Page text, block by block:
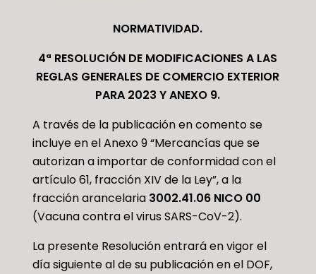
NORMATIVIDAD.
4ª RESOLUCIÓN DE MODIFICACIONES A LAS
REGLAS GENERALES DE COMERCIO EXTERIOR
PARA 2023 Y ANEXO 9.
A través de la publicación en comento se
incluye en el Anexo 9 “Mercancías que se
autorizan a importar de conformidad con el
artículo 61, fracción XIV de la Ley”, a la
fracción arancelaria 3002.41.06 NICO 00
(Vacuna contra el virus SARS-CoV-2).
La presente Resolución entrará en vigor el
día siguiente al de su publicación en el DOF,